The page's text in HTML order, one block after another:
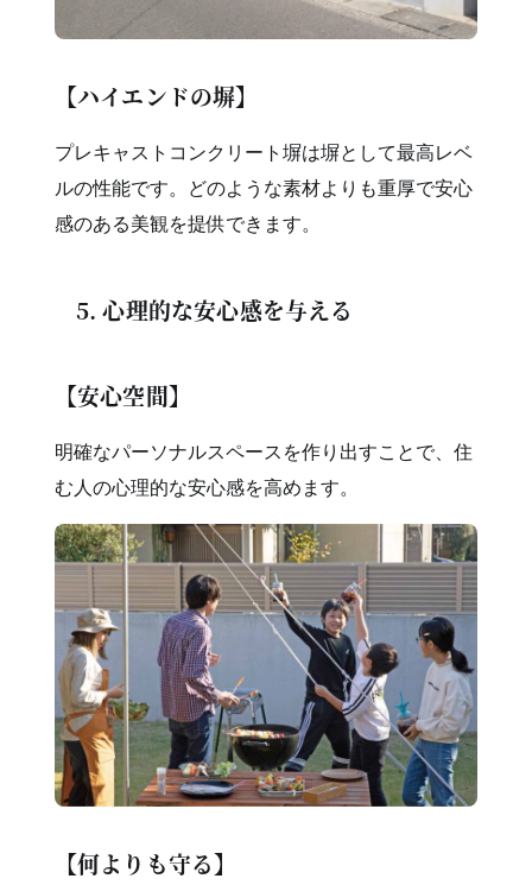
【ハイエンドの塀】
プレキャストコンクリート塀は塀として最高レベ
ルの性能です。どのような素材よりも重厚で安心
感のある美観を提供できます。
5. 心理的な安心感を与える
【安心空間】
明確なパーソナルスペースを作り出すことで、住
む人の心理的な安心感を高めます。
【何よりも守る】